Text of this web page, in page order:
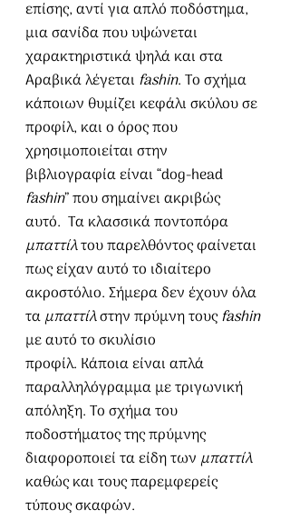
επίσης, αντί για απλό ποδόστημα,
μια σανίδα που υψώνεται
χαρακτηριστικά ψηλά και στα
Αραβικά λέγεται fashin. Το σχήμα
κάποιων θυμίζει κεφάλι σκύλου σε
προφίλ, και ο όρος που
χρησιμοποιείται στην
βιβλιογραφία είναι “dog-head
fashin” που σημαίνει ακριβώς
αυτό.  Τα κλασσικά ποντοπόρα
μπαττίλ του παρελθόντος φαίνεται
πως είχαν αυτό το ιδιαίτερο
ακροστόλιο. Σήμερα δεν έχουν όλα
τα μπαττίλ στην πρύμνη τους fashin
με αυτό το σκυλίσιο
προφίλ. Κάποια είναι απλά
παραλληλόγραμμα με τριγωνική
απόληξη. Το σχήμα του
ποδοστήματος της πρύμνης
διαφοροποιεί τα είδη των μπαττίλ
καθώς και τους παρεμφερείς
τύπους σκαφών.